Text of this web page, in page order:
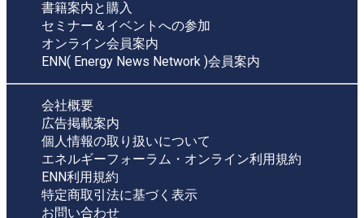
書籍案内と購入
セミナー＆イベントへの参加
オンライン会員案内
ENN( Energy News Network )会員案内
会社概要
広告掲載案内
個人情報の取り扱いについて
エネルギーフォーラム・オンライン利用規約
ENN利用規約
特定商取引法に基づく表示
お問い合わせ